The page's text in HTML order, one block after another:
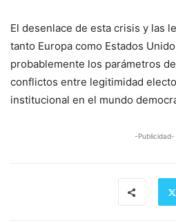
El desenlace de esta crisis y las
tanto Europa como Estados
probablemente los parámetros
conflictos entre legitimidad
institucional en el mundo
-Publicidad-